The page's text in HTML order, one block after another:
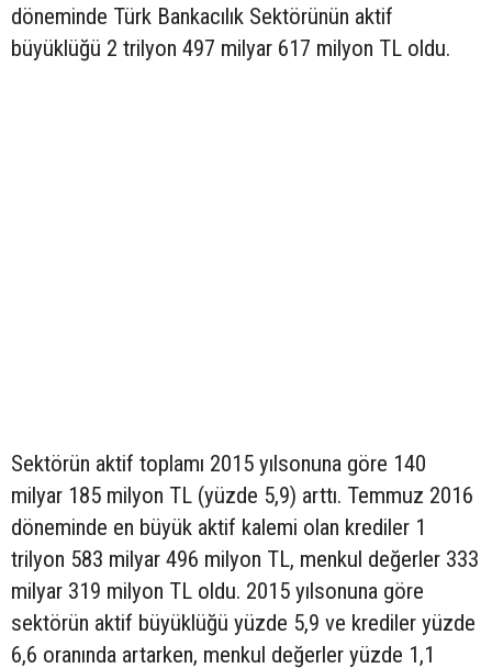
döneminde Türk Bankacılık Sektörünün aktif
büyüklüğü 2 trilyon 497 milyar 617 milyon TL oldu.
Sektörün aktif toplamı 2015 yılsonuna göre 140
milyar 185 milyon TL (yüzde 5,9) arttı. Temmuz 2016
döneminde en büyük aktif kalemi olan krediler 1
trilyon 583 milyar 496 milyon TL, menkul değerler 333
milyar 319 milyon TL oldu. 2015 yılsonuna göre
sektörün aktif büyüklüğü yüzde 5,9 ve krediler yüzde
6,6 oranında artarken, menkul değerler yüzde 1,1